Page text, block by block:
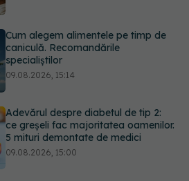
Adevărul despre diabetul de tip 2:
ce greșeli fac majoritatea oamenilor.
5 mituri demontate de medici
09.08.2026, 15:00
Cancerul s-a extins la oase și nu
numai. Starea lui Joe Biden s-a
înrăutățit. Fiul său dezvăluie cât de
gravă este boala